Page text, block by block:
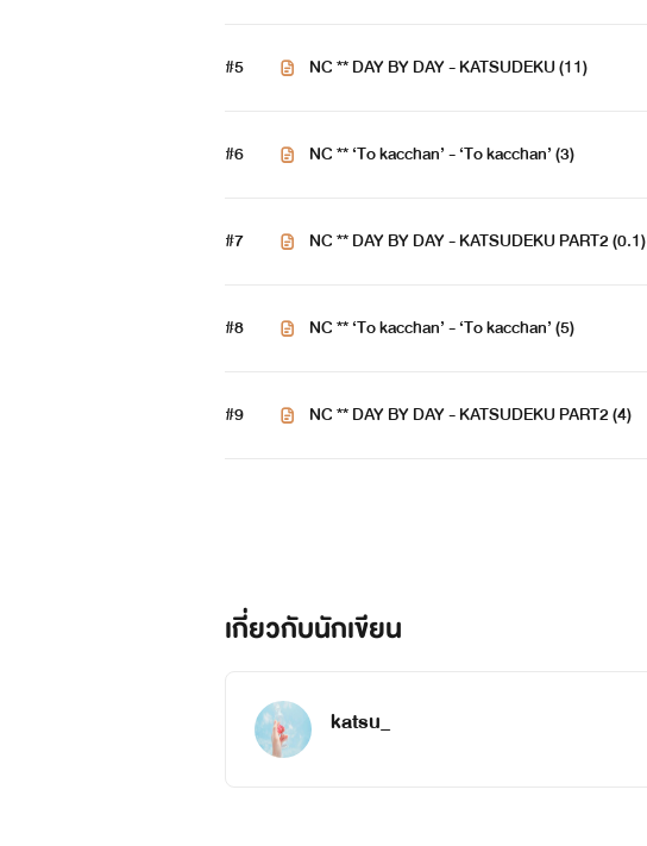
#5 NC ** DAY BY DAY - KATSUDEKU (11)
#6 NC ** ‘To kacchan’ - ‘To kacchan’ (3)
#7 NC ** DAY BY DAY - KATSUDEKU PART2 (0.1)
#8 NC ** ‘To kacchan’ - ‘To kacchan’ (5)
#9 NC ** DAY BY DAY - KATSUDEKU PART2 (4)
เกี่ยวกับนักเขียน
katsu_